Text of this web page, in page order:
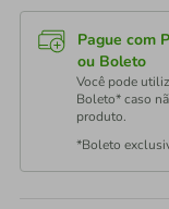
Pague com
ou Boleto
Você pode
Boleto* caso
produto.
*Boleto